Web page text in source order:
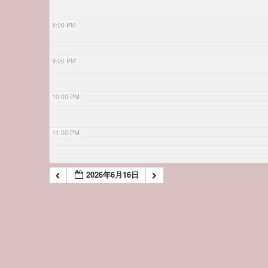
8:00 PM
9:00 PM
10:00 PM
11:00 PM
2026年6月16日